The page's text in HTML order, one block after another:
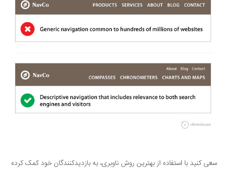
سعی کنید با استفاده از بهترین روش ناوبری، به بازدیدکنندگان خود کمک کرده